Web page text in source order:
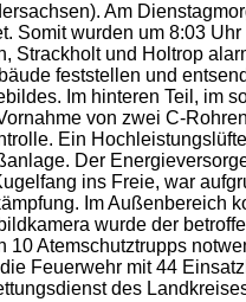
Am
Somit wurden um 8:03
Strackholt und Holtrop
feststellen und
Im hinteren Teil, im
von zwei C-
Ein
Der
ins Freie, war
Im Außenbereich
wurde der
10 Atemschutztrupps
Feuerwehr mit 44
des